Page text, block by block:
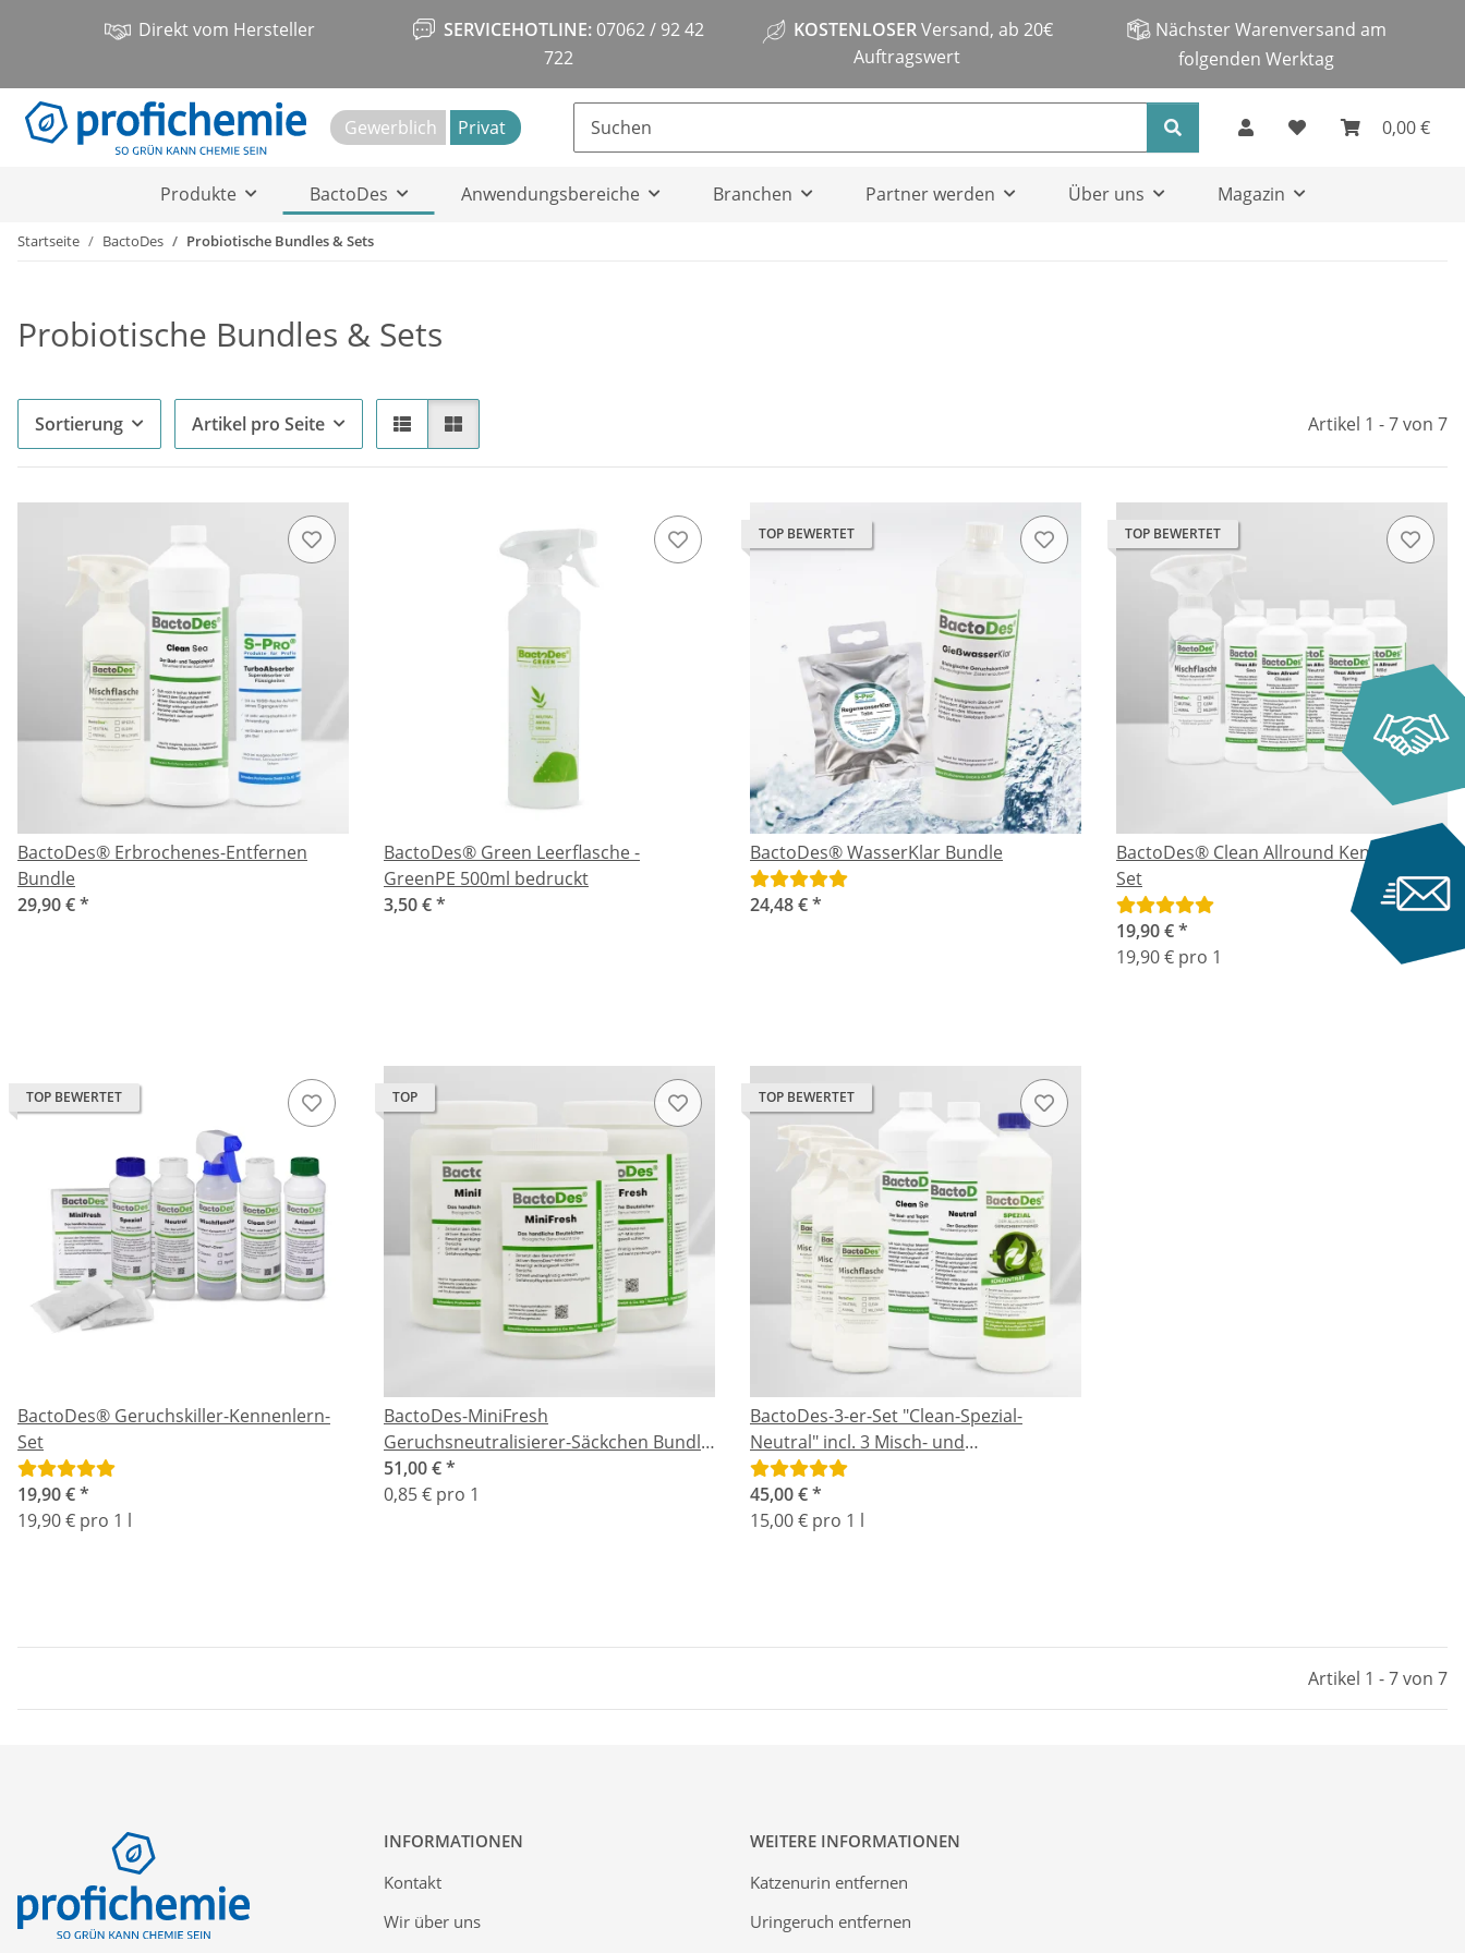
Direkt vom Hersteller SERVICEHOTLINE:07062 / 92 42
722
KOSTENLOSERVersand, ab 20€
Auftragswert
Nächster Warenversand am
folgenden Werktag
Gewerblich Privat 0,00 €
Produkte BactoDes Anwendungsbereiche Branchen Partner werden Über uns Magazin
Startseite BactoDes Probiotische Bundles & Sets
Probiotische Bundles & Sets
Sortierung Artikel pro Seite Artikel 1 - 7 von 7
BactoDes® Erbrochenes-Entfernen
Bundle
29,90 €*
BactoDes® Green Leerflasche -
GreenPE 500ml bedruckt
3,50 €*
TOP BEWERTET
BactoDes® WasserKlar Bundle
24,48 €*
TOP BEWERTET
BactoDes® Clean Allround Kennenlern-
Set
19,90 €*
19,90 € pro 1
TOP BEWERTET
BactoDes® Geruchskiller-Kennenlern-
Set
19,90 €*
19,90 € pro 1 l
TOP
BactoDes-MiniFresh
Geruchsneutralisierer-Säckchen Bundle
3x20 Stück.
51,00 €*
0,85 € pro 1
TOP BEWERTET
BactoDes-3-er-Set "Clean-Spezial-
Neutral" incl. 3 Misch- und
Sprühflaschen
45,00 €*
15,00 € pro 1 l
Artikel 1 - 7 von 7
INFORMATIONEN
Kontakt
Wir über uns
WEITERE INFORMATIONEN
Katzenurin entfernen
Uringeruch entfernen